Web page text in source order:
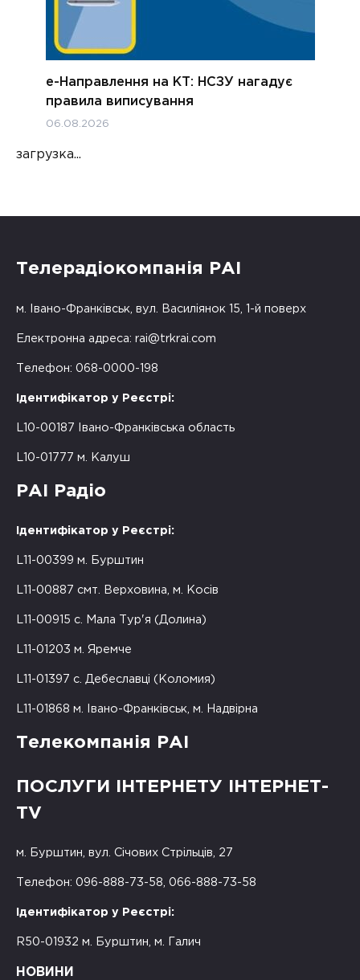
е-Направлення на КТ: НСЗУ нагадує
правила виписування
06.08.2026
загрузка...
Телерадіокомпанія РАІ
м. Івано-Франківськ, вул. Василіянок 15, 1-й поверх
Електронна адреса: rai@trkrai.com
Телефон: 068-0000-198
Ідентифікатор у Реєстрі:
L10-00187 Івано-Франківська область
L10-01777 м. Калуш
РАІ Радіо
Ідентифікатор у Реєстрі:
L11-00399 м. Бурштин
L11-00887 смт. Верховина, м. Косів
L11-00915 с. Мала Тур'я (Долина)
L11-01203 м. Яремче
L11-01397 с. Дебеславці (Коломия)
L11-01868 м. Івано-Франківськ, м. Надвірна
Телекомпанія РАІ
ПОСЛУГИ ІНТЕРНЕТУ ІНТЕРНЕТ-
TV
м. Бурштин, вул. Січових Стрільців, 27
Телефон: 096-888-73-58, 066-888-73-58
Ідентифікатор у Реєстрі:
R50-01932 м. Бурштин, м. Галич
НОВИНИ